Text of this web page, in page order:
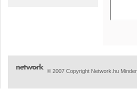
© 2007 Copyright Network.hu